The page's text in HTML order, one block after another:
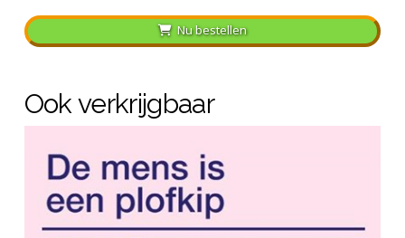
Nu bestellen
Ook verkrijgbaar